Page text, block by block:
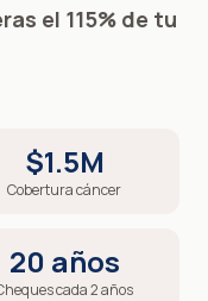
el 115% de tu
$1.5M
Cobertura cáncer
20 años
cada 2 años